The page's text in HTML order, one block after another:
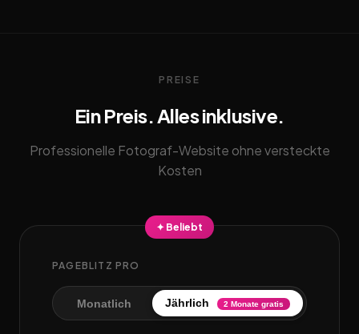
PREISE
Ein Preis. Alles inklusive.
Professionelle Fotograf-Website ohne versteckte
Kosten
✦ Beliebt
PAGEBLITZ PRO
Monatlich Jährlich 2 Monate gratis